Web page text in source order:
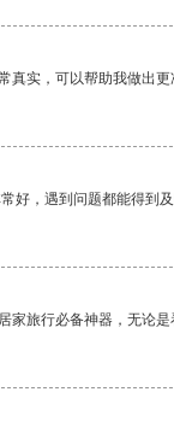
真实，可以帮助我做出更
好，遇到问题都能得到及
家旅行必备神器，无论